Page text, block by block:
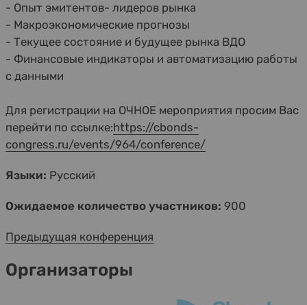
- Опыт эмитентов- лидеров рынка
- Макроэкономические прогнозы
- Текущее состояние и будущее рынка ВДО
- Финансовые индикаторы и автоматизацию работы
с данными
Для регистрации на ОЧНОЕ мероприятия просим Вас
перейти по ссылке:https://cbonds-
congress.ru/events/964/conference/
Языки: Русский
Ожидаемое количество участников: 900
Предыдущая конференция
Организаторы